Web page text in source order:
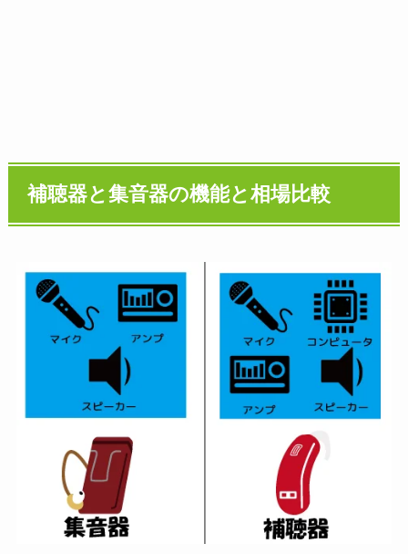
補聴器と集音器の機能と相場比較